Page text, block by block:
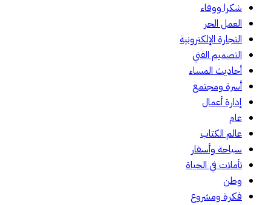
شكرا ووفاء
العمل الحر
التجارة الإلكترونية
التصميم الفني
أحاديث المساء
أسرة ومجتمع
إدارة أعمال
عام
عالم الكتاب
سياحة وأسفار
تأملات في الحياة
وطن
فكرة ومشروع